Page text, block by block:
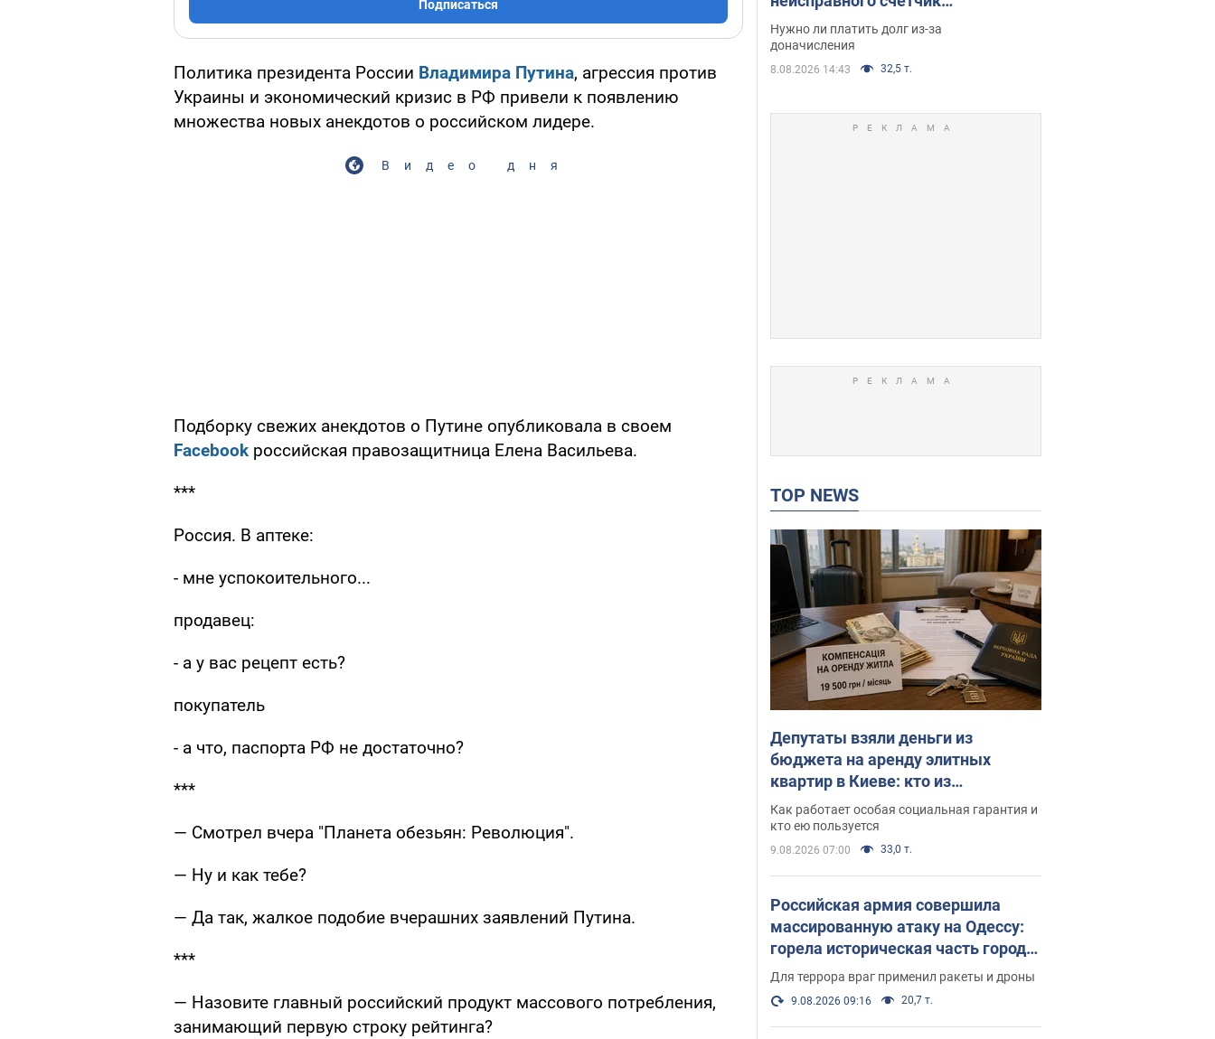
Подписаться
Политика президента России Владимира Путина, агрессия против
Украины и экономический кризис в РФ привели к появлению
множества новых анекдотов о российском лидере.
Видео дня
Подборку свежих анекдотов о Путине опубликовала в своем
Facebook российская правозащитница Елена Васильева.
***
Россия. В аптеке:
- мне успокоительного...
продавец:
- а у вас рецепт есть?
покупатель
- а что, паспорта РФ не достаточно?
***
— Смотрел вчера "Планета обезьян: Революция".
— Ну и как тебе?
— Да так, жалкое подобие вчерашних заявлений Путина.
***
— Назовите главный российский продукт массового потребления,
занимающий первую строку рейтинга?
судья вынес
неожиданное решение
Нужно ли платить долг из-за
доначисления
8.08.2026 14:43 32,5 т.
TOP NEWS
Депутаты взяли деньги из
бюджета на аренду элитных
квартир в Киеве: кто из
парламентариев просил средства
и где поселился
Как работает особая социальная гарантия и
кто ею пользуется
9.08.2026 07:00 33,0 т.
Российская армия совершила
массированную атаку на Одессу:
горела историческая часть города,
есть пострадавшие. Фото и видео
Для террора враг применил ракеты и дроны
9.08.2026 09:16 20,7 т.